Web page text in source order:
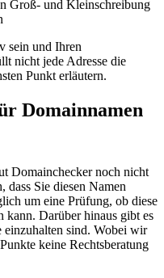
Groß- und Kleinschreibung
sein und Ihren
nicht jede Adresse die
Punkt erläutern.
Domainnamen
Domainchecker noch nicht
dass Sie diesen Namen
um eine Prüfung, ob diese
kann. Darüber hinaus gibt es
einzuhalten sind. Wobei wir
keine Rechtsberatung